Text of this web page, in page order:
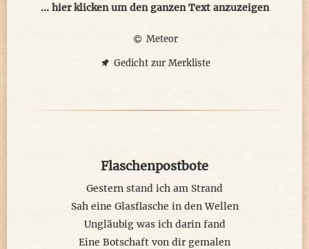
bis wieder greifbar nah -> Herzfanfare!
So schöne, ergreifende Briefwechsel es gab,
wenn mit dieser Liebe von uns geschrieben
nur in Worte verpackt, in eigener Kreation,
mit einem Kussabdruck zum Schluss, süß!
... hier klicken um den ganzen Text anzuzeigen
Meteor
Gedicht zur Merkliste
Flaschenpostbote
Gestern stand ich am Strand
Sah eine Glasflasche in den Wellen
Ungläubig was ich darin fand
Eine Botschaft von dir gemalen